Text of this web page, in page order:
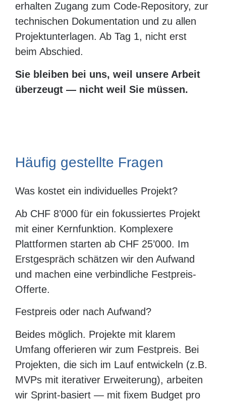
erhalten Zugang zum Code-Repository, zur
technischen Dokumentation und zu allen
Projektunterlagen. Ab Tag 1, nicht erst
beim Abschied.
Sie bleiben bei uns, weil unsere Arbeit
überzeugt — nicht weil Sie müssen.
Häufig gestellte Fragen
Was kostet ein individuelles Projekt?
Ab CHF 8’000 für ein fokussiertes Projekt
mit einer Kernfunktion. Komplexere
Plattformen starten ab CHF 25’000. Im
Erstgespräch schätzen wir den Aufwand
und machen eine verbindliche Festpreis-
Offerte.
Festpreis oder nach Aufwand?
Beides möglich. Projekte mit klarem
Umfang offerieren wir zum Festpreis. Bei
Projekten, die sich im Lauf entwickeln (z.B.
MVPs mit iterativer Erweiterung), arbeiten
wir Sprint-basiert — mit fixem Budget pro